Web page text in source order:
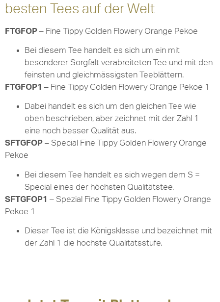
besten Tees auf der Welt
FTGFOP – Fine Tippy Golden Flowery Orange Pekoe
Bei diesem Tee handelt es sich um ein mit
besonderer Sorgfalt verabreiteten Tee und mit den
feinsten und gleichmässigsten Teeblättern.
FTGFOP1 – Fine Tippy Golden Flowery Orange Pekoe 1
Dabei handelt es sich um den gleichen Tee wie
oben beschrieben, aber zeichnet mit der Zahl 1
eine noch besser Qualität aus.
SFTGFOP – Special Fine Tippy Golden Flowery Orange
Pekoe
Bei diesem Tee handelt es sich wegen dem S =
Special eines der höchsten Qualitätstee.
SFTGFOP1 – Spezial Fine Tippy Golden Flowery Orange
Pekoe 1
Dieser Tee ist die Königsklasse und bezeichnet mit
der Zahl 1 die höchste Qualitätsstufe.